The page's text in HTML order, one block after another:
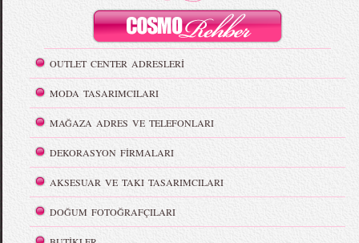
OUTLET CENTER ADRESLERİ
MODA TASARIMCILARI
MAĞAZA ADRES VE TELEFONLARI
DEKORASYON FİRMALARI
AKSESUAR VE TAKI TASARIMCILARI
DOĞUM FOTOĞRAFÇILARI